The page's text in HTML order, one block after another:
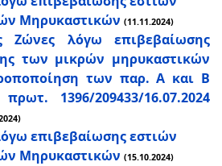
Μηρυκαστικών (11.11.2024)
Ζώνες λόγω επιβεβαίωσης
των μικρών μηρυκαστικών
των παρ. Α και Β
1396/209433/16.07.2024
επιβεβαίωσης εστιών
Μηρυκαστικών (15.10.2024)